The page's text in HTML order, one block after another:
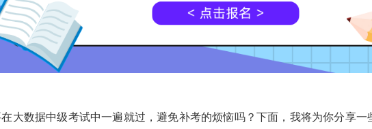
大数据中级考试中一遍就过，避免补考的烦恼吗？下面，我将为你分享一